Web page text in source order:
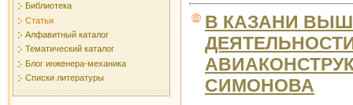
Библиотека
Статьи
Алфавитный каталог
Тематический каталог
Блог инженера-механика
Списки литературы
В КАЗАНИ
СИМОНОВА